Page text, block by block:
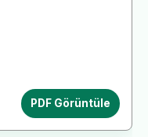
PDF Görüntüle